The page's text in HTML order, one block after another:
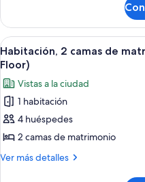
grande,
vistas
a
la
ciudad
(High
Floor)
1
cama
de
matrimonio
grande,
vistas
la
ciudad
(High
Abrir
todas
las
fotos
de
Habitación,
2
camas
14
Habitación, 2 camas de
Floor)
Vistas a la ciudad
1 habitación
4 huéspedes
2 camas de matrimonio
Ver más detalles
Más